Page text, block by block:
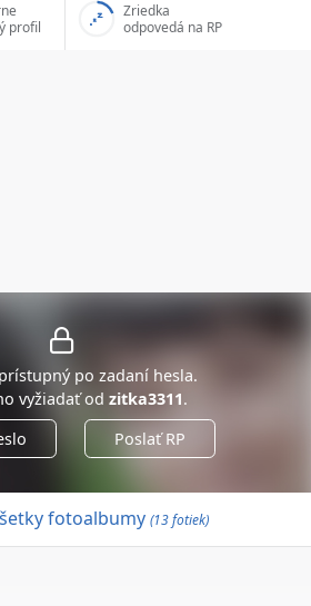
profil
Zriedka
odpovedá na RP
po zadaní hesla.
vyžiadať od zitka3311.
Poslať RP
fotoalbumy (13 fotiek)